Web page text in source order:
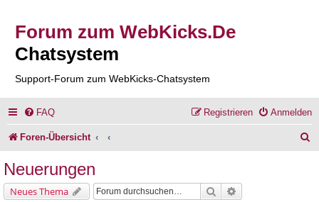
Forum zum WebKicks.De
Chatsystem
Support-Forum zum WebKicks-Chatsystem
FAQ Anmelden
Registrieren
Foren-Übersicht
Neuerungen
Neues Thema Suche